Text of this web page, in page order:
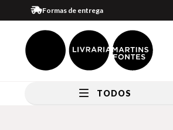
Formas de entrega
TODOS